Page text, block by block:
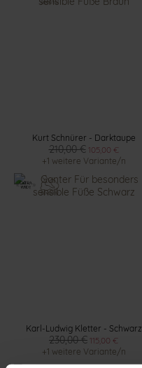
Kurt Schnürer - Darktaupe
210,00 € 105,00 €
+1 weitere Variante/n
Karl-Ludwig Kletter - Schwarz
230,00 € 115,00 €
+1 weitere Variante/n